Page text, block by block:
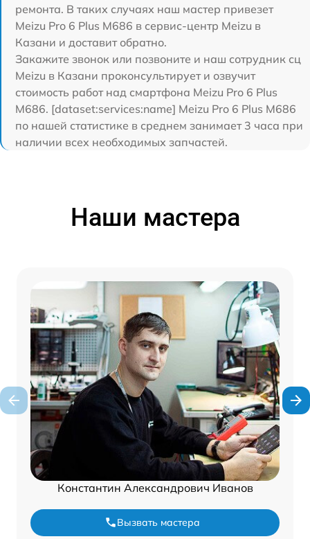
ремонта. В таких случаях наш мастер привезет
Meizu Pro 6 Plus M686 в сервис-центр Meizu в
Казани и доставит обратно.
Закажите звонок или позвоните и наш сотрудник сц
Meizu в Казани проконсультирует и озвучит
стоимость работ над смартфона Meizu Pro 6 Plus
M686. [dataset:services:name] Meizu Pro 6 Plus M686
по нашей статистике в среднем занимает 3 часа при
наличии всех необходимых запчастей.
Наши мастера
Константин Александрович Иванов
Вызвать мастера